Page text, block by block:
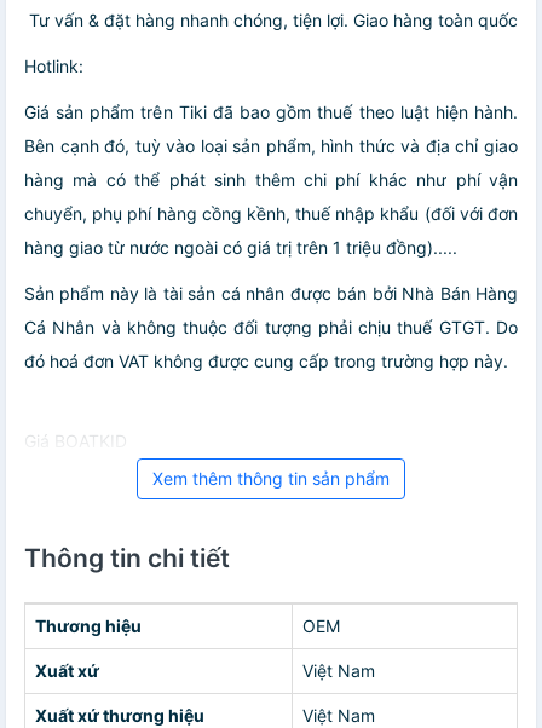
️ Tư vấn & đặt hàng nhanh chóng, tiện lợi. Giao hàng toàn quốc
Hotlink:
Giá sản phẩm trên Tiki đã bao gồm thuế theo luật hiện hành.
Bên cạnh đó, tuỳ vào loại sản phẩm, hình thức và địa chỉ giao
hàng mà có thể phát sinh thêm chi phí khác như phí vận
chuyển, phụ phí hàng cồng kềnh, thuế nhập khẩu (đối với đơn
hàng giao từ nước ngoài có giá trị trên 1 triệu đồng).....
Sản phẩm này là tài sản cá nhân được bán bởi Nhà Bán Hàng
Cá Nhân và không thuộc đối tượng phải chịu thuế GTGT. Do
đó hoá đơn VAT không được cung cấp trong trường hợp này.
Giá BOATKID
Xem thêm thông tin sản phẩm
Thông tin chi tiết
Thương hiệu OEM
Xuất xứ Việt Nam
Xuất xứ thương hiệu Việt Nam